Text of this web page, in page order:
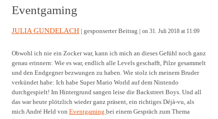
Eventgaming
JULIA GUNDELACH | gesponserter Beitrag | on 31. Juli 2018 at 11:09
Obwohl ich nie ein Zocker war, kann ich mich an dieses Gefühl noch ganz
genau erinnern: Wie es war, endlich alle Levels geschafft, Pilze gesammelt
und den Endgegner bezwungen zu haben. Wie stolz ich meinem Bruder
verkündet habe: Ich habe Super Mario World auf dem Nintendo
durchgespielt! Im Hintergrund sangen leise die Backstreet Boys. Und all
das war heute plötzlich wieder ganz präsent, ein richtiges Déjà-vu, als
mich André Held von Eventgaming bei einem Gespräch zum Thema